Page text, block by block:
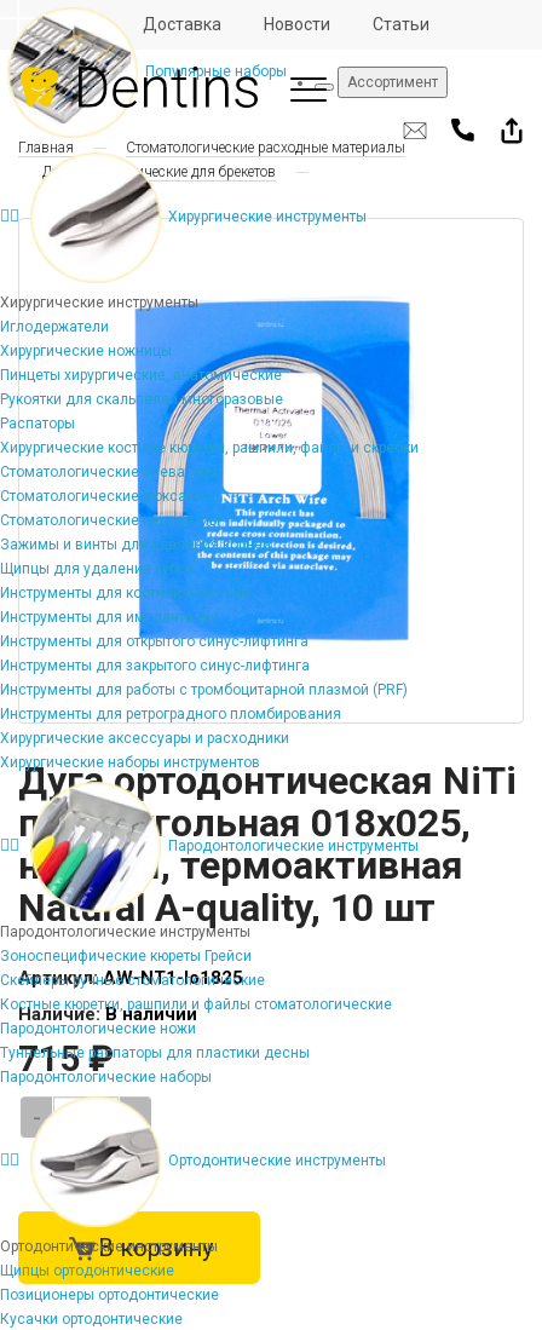
Отзывы Доставка Новости Статьи
Ассортимент
Популярные наборы
Хирургические инструменты
Хирургические инструменты
Иглодержатели
Хирургические ножницы
Пинцеты хирургические, анатомические
Рукоятки для скальпелей многоразовые
Распаторы
Хирургические костные кюретки, рашпили, файлы и скребки
Стоматологические элеваторы
Стоматологические люксаторы
Стоматологические периотомы
Зажимы и винты для удаления корней
Щипцы для удаления зубов
Инструменты для костной пластики
Инструменты для имплантации
Инструменты для открытого синус-лифтинга
Инструменты для закрытого синус-лифтинга
Инструменты для работы с тромбоцитарной плазмой (PRF)
Инструменты для ретроградного пломбирования
Хирургические аксессуары и расходники
Хирургические наборы инструментов
Пародонтологические инструменты
Пародонтологические инструменты
Зоноспецифические кюреты Грейси
Скейлеры ручные стоматологические
Костные кюретки, рашпили и файлы стоматологические
Пародонтологические ножи
Туннельные распаторы для пластики десны
Пародонтологические наборы
Ортодонтические инструменты
Ортодонтические инструменты
Щипцы ортодонтические
Позиционеры ортодонтические
Кусачки ортодонтические
Главная
Стоматологические расходные материалы
Дуги ортодонтические для брекетов
Дуга ортодонтическая NiTi
прямоугольная 018х025,
нижняя, термоактивная
Natural A-quality, 10 шт
Артикул:AW-NT1-lo1825
Наличие:В наличии
715 ₽
- +
В корзину